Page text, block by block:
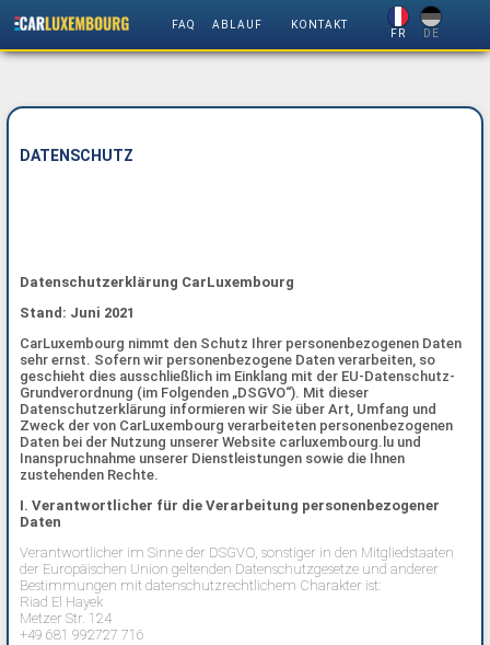
FAQ ABLAUF KONTAKT
FR DE
DATENSCHUTZ
Datenschutzerklärung CarLuxembourg
Stand: Juni 2021
CarLuxembourg nimmt den Schutz Ihrer personenbezogenen Daten
sehr ernst. Sofern wir personenbezogene Daten verarbeiten, so
geschieht dies ausschließlich im Einklang mit der EU-Datenschutz-
Grundverordnung (im Folgenden „DSGVO“). Mit dieser
Datenschutzerklärung informieren wir Sie über Art, Umfang und
Zweck der von CarLuxembourg verarbeiteten personenbezogenen
Daten bei der Nutzung unserer Website carluxembourg.lu und
Inanspruchnahme unserer Dienstleistungen sowie die Ihnen
zustehenden Rechte.
I. Verantwortlicher für die Verarbeitung personenbezogener
Daten
Verantwortlicher im Sinne der DSGVO, sonstiger in den Mitgliedstaaten
der Europäischen Union geltenden Datenschutzgesetze und anderer
Bestimmungen mit datenschutzrechtlichem Charakter ist:
Riad El Hayek
Metzer Str. 124
+49 681 992727 716